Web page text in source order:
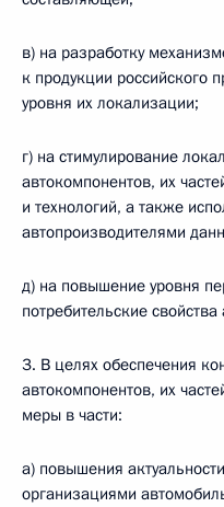
в) на разработку
к продукции российского
уровня их локализации;
г) на стимулирование
автокомпонентов, их
и технологий, а также
автопроизводителями
д) на повышение уровня
потребительские
3. В целях обеспечения
автокомпонентов, их
меры в части:
а) повышения
организациями